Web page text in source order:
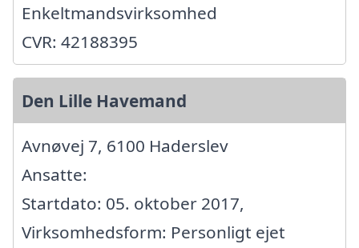
Enkeltmandsvirksomhed
CVR: 42188395
Den Lille Havemand
Avnøvej 7, 6100 Haderslev
Ansatte:
Startdato: 05. oktober 2017,
Virksomhedsform: Personligt ejet